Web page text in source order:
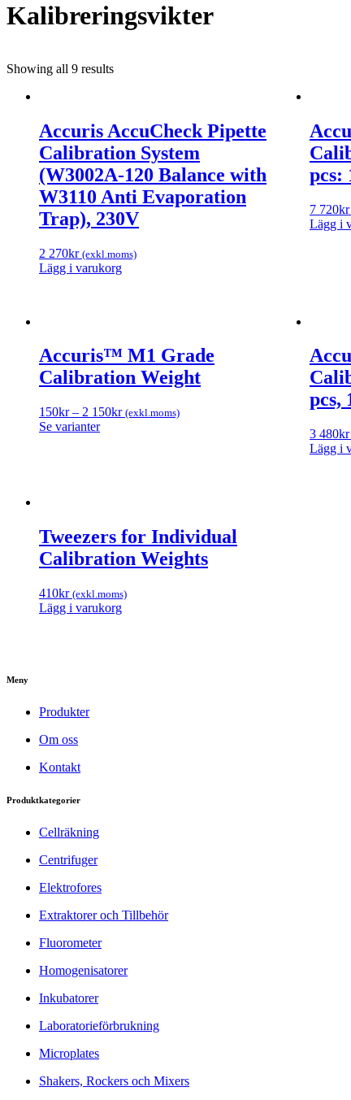
Kalibreringsvikter
Showing all 9 results
Accuris AccuCheck Pipette
Calibration System
(W3002A-120 Balance with
W3110 Anti Evaporation
Trap), 230V
2 270kr (exkl.moms)
Lägg i varukorg
pcs:
7 720kr
Lägg i
Accuris™ M1 Grade
Calibration Weight
150kr– 2 150kr (exkl.moms)
Se varianter
pcs,
3 480kr
Lägg i
Tweezers for Individual
Calibration Weights
410kr (exkl.moms)
Lägg i varukorg
Meny
Produkter
Om oss
Kontakt
Produktkategorier
Cellräkning
Centrifuger
Elektrofores
Extraktorer och Tillbehör
Fluorometer
Homogenisatorer
Inkubatorer
Laboratorieförbrukning
Microplates
Shakers, Rockers och Mixers